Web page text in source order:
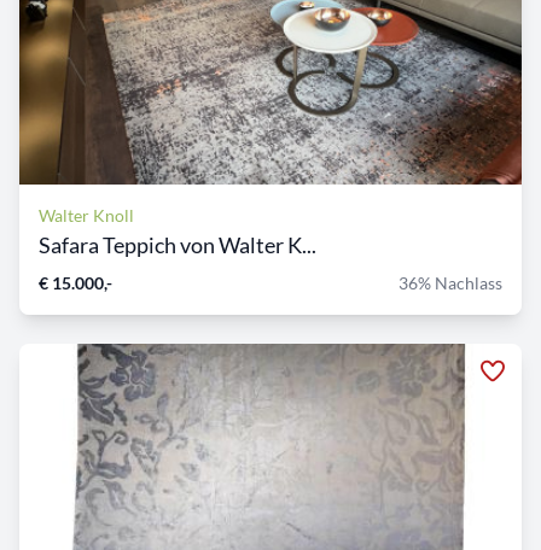
Walter Knoll
Safara Teppich von Walter K...
€ 15.000,- 36% Nachlass